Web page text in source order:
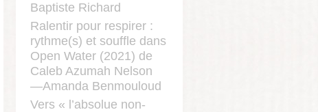
Baptiste Richard
Ralentir pour respirer :
rythme(s) et souffle dans
Open Water (2021) de
Caleb Azumah Nelson
—Amanda Benmouloud
Vers « l’absolue non-